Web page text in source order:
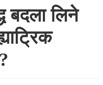
बदला लिने